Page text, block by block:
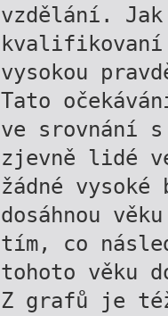
vzdělání. Jak
vysokou
Tato
ve srovnání
zjevně lidé
žádné
dosáhnou
tím, co
tohoto věku
Z grafů je